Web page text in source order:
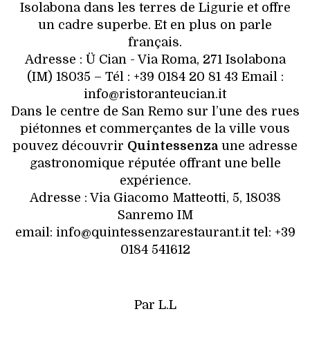
Isolabona dans les terres de Ligurie et offre
un cadre superbe. Et en plus on parle
français.
Adresse : Ü Cian - Via Roma, 271 Isolabona
(IM) 18035 – Tél : +39 0184 20 81 43 Email :
info@ristoranteucian.it
Dans le centre de San Remo sur l’une des rues
piétonnes et commerçantes de la ville vous
pouvez découvrir Quintessenza une adresse
gastronomique réputée offrant une belle
expérience.
Adresse : Via Giacomo Matteotti, 5, 18038
Sanremo IM
email: info@quintessenzarestaurant.it tel: +39
0184 541612
Par L.L